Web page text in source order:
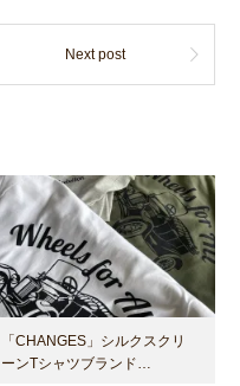
Next post
「CHANGES」シルクスクリ
ーンTシャツブランド…